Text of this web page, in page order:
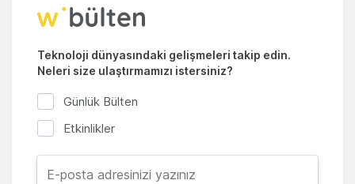
Teknoloji dünyasındaki gelişmeleri takip edin.
Neleri size ulaştırmamızı istersiniz?
Günlük Bülten
Etkinlikler